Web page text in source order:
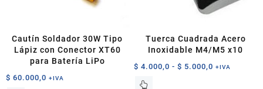
Cautín Soldador 30W Tipo
Lápiz con Conector XT60
para Batería LiPo
$ 60.000,0 +IVA
Tuerca Cuadrada Acero
Inoxidable M4/M5 x10
$ 4.000,0 - $ 5.000,0 Rango
+IVA
Este